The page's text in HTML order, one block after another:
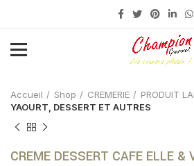
Accueil Shop CREMERIE
PRODUIT
YAOURT, DESSERT ET AUTRES
CREME DESSERT CAFE ELLE &